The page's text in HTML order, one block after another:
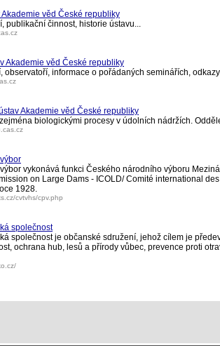
věd České republiky
publikační činnost, historie ústavu...
Akademie věd České republiky
observatoří, informace o pořádaných seminářích,
Akademie věd České republiky
biologickými procesy v údolních nádržích.
vykonává funkci Českého národního výboru
on Large Dams - ICOLD/ Comité international
1928.
cvtvhs/cpv.php
společnost
společnost je občanské sdružení, jehož cílem je
ochrana hub, lesů a přírody vůbec, prevence proti